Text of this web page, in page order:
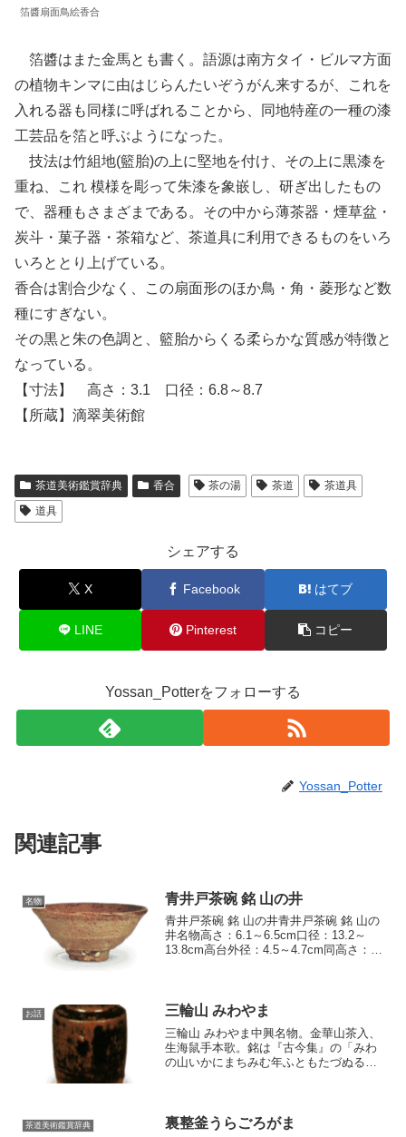
箔醬扇面鳥絵香合
箔醬はまた金馬とも書く。語源は南方タイ・ビルマ方面
の植物キンマに由はじらんたいぞうがん来するが、これを
入れる器も同様に呼ばれることから、同地特産の一種の漆
工芸品を箔と呼ぶようになった。
技法は竹組地(籃胎)の上に堅地を付け、その上に黒漆を
重ね、これ 模様を彫って朱漆を象嵌し、研ぎ出したもの
で、器種もさまざまである。その中から薄茶器・煙草盆・
炭斗・菓子器・茶箱など、茶道具に利用できるものをいろ
いろととり上げている。
香合は割合少なく、この扇面形のほか鳥・角・菱形など数
種にすぎない。
その黒と朱の色調と、籃胎からくる柔らかな質感が特徴と
なっている。
【寸法】 高さ：3.1 口径：6.8～8.7
【所蔵】滴翠美術館
茶道美術鑑賞辞典 香合 茶の湯 茶道
茶道具
道具
シェアする
X Facebook はてブ
LINE Pinterest コピー
Yossan_Potterをフォローする
Yossan_Potter
関連記事
名物 青井戸茶碗 銘 山の井
青井戸茶碗 銘 山の井青井戸茶碗 銘 山の
井名物高さ：6.1～6.5cm口径：13.2～
13.8cm高台外径：4.5～4.7cm同高さ：
お話 三輪山 みわやま
三輪山 みわやま中興名物。金華山茶入、
生海鼠手本歌。銘は『古今集』の「みわ
の山いかにまちみむ年ふともたづぬる人
山 みわやま瀬戸金華山...
茶道美術鑑賞辞典 裏整釜うらごろがま